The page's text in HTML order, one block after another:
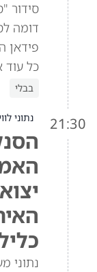
סידור
פידאן
כל עוד
בבלי
21:30 נתוני
נתוני